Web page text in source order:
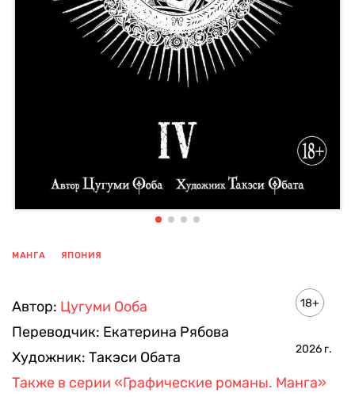
МАНГА ЯПОНИЯ
Автор: Цугуми Ооба
Переводчик: Екатерина Рябова
Художник: Такэси Обата
18+
2026 г.
Также в серии «Графические романы. Манга»